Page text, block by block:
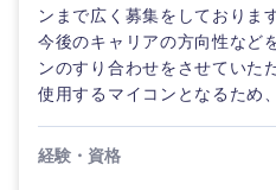
ンまで広く募集をしておりま
今後のキャリアの方向性など
ンのすり合わせをさせていた
使用するマイコンとなるため
経験・資格